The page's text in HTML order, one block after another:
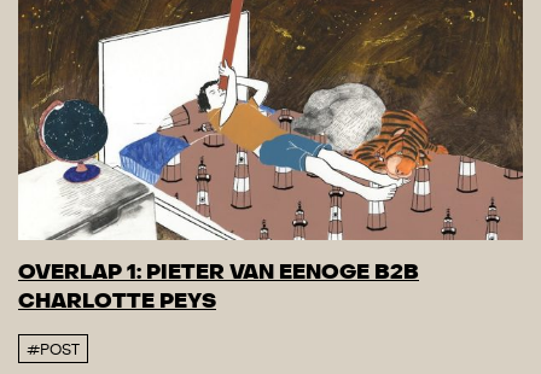
OVERLAP 1: PIETER VAN EENOGE B2B
CHARLOTTE PEYS
#POST